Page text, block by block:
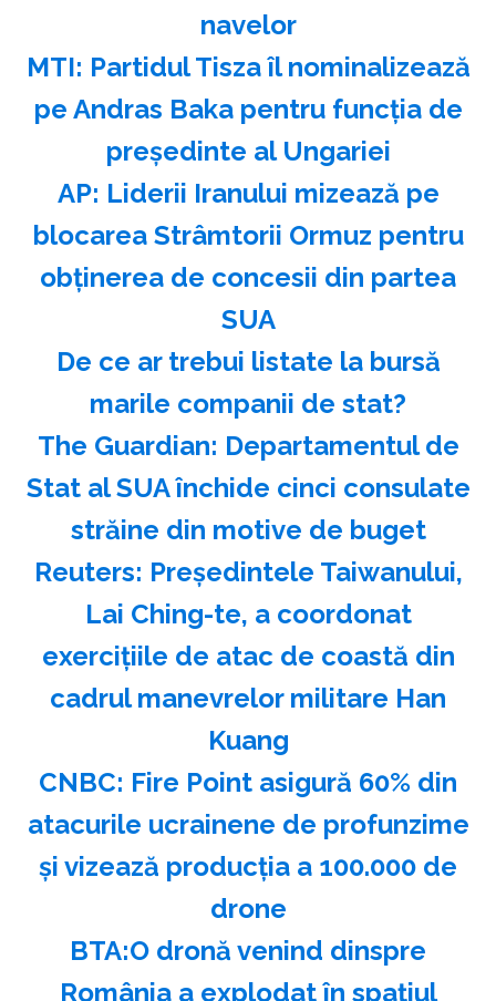
navelor
MTI: Partidul Tisza îl nominalizează
pe Andras Baka pentru funcţia de
preşedinte al Ungariei
AP: Liderii Iranului mizează pe
blocarea Strâmtorii Ormuz pentru
obţinerea de concesii din partea
SUA
️De ce ar trebui listate la bursă
marile companii de stat?
The Guardian: Departamentul de
Stat al SUA închide cinci consulate
străine din motive de buget
Reuters: Preşedintele Taiwanului,
Lai Ching-te, a coordonat
exerciţiile de atac de coastă din
cadrul manevrelor militare Han
Kuang
CNBC: Fire Point asigură 60% din
atacurile ucrainene de profunzime
şi vizează producţia a 100.000 de
drone
BTA:O dronă venind dinspre
România a explodat în spaţiul